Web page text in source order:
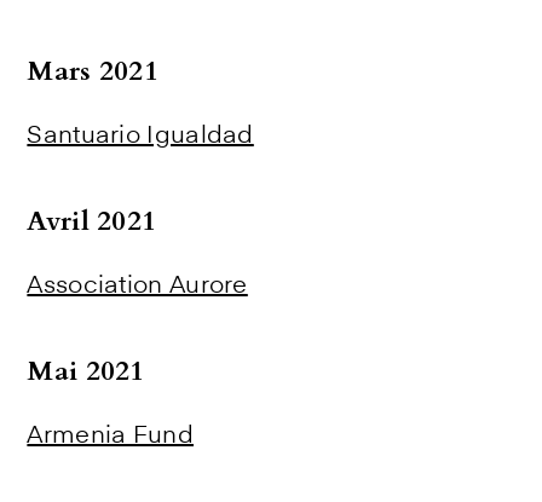
Mars 2021
Santuario Igualdad
Avril 2021
Association Aurore
Mai 2021
Armenia Fund